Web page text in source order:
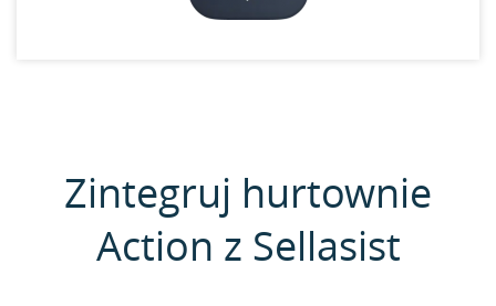
Zintegruj hurtownie
Action z Sellasist